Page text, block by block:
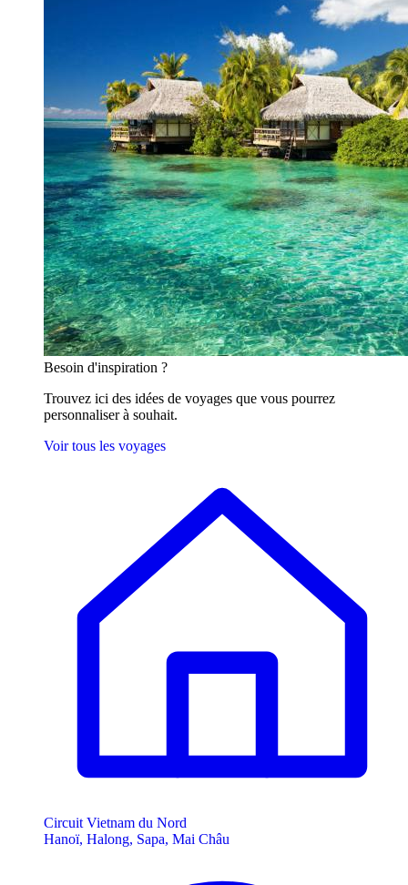
Besoin d'inspiration ?
Trouvez ici des idées de voyages que vous pourrez
personnaliser à souhait.
Voir tous les voyages
Circuit Vietnam du Nord
Hanoï, Halong, Sapa, Mai Châu